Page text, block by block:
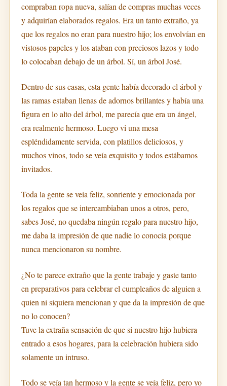
compraban ropa nueva, salían de compras muchas veces
y adquirían elaborados regalos. Era un tanto extraño, ya
que los regalos no eran para nuestro hijo; los envolvían en
vistosos papeles y los ataban con preciosos lazos y todo
lo colocaban debajo de un árbol. Sí, un árbol José.
Dentro de sus casas, esta gente había decorado el árbol y
las ramas estaban llenas de adornos brillantes y había una
figura en lo alto del árbol, me parecía que era un ángel,
era realmente hermoso. Luego vi una mesa
espléndidamente servida, con platillos deliciosos, y
muchos vinos, todo se veía exquisito y todos estábamos
invitados.
Toda la gente se veía feliz, sonriente y emocionada por
los regalos que se intercambiaban unos a otros, pero,
sabes José, no quedaba ningún regalo para nuestro hijo,
me daba la impresión de que nadie lo conocía porque
nunca mencionaron su nombre.
¿No te parece extraño que la gente trabaje y gaste tanto
en preparativos para celebrar el cumpleaños de alguien a
quien ni siquiera mencionan y que da la impresión de que
no lo conocen?
Tuve la extraña sensación de que si nuestro hijo hubiera
entrado a esos hogares, para la celebración hubiera sido
solamente un intruso.
Todo se veía tan hermoso y la gente se veía feliz, pero yo